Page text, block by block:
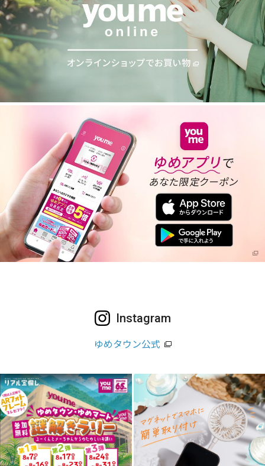
Instagram
ゆめタウン公式